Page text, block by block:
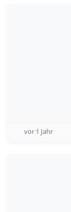
vor 1 Jahr